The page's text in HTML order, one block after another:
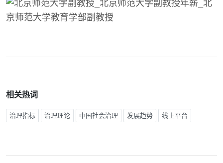
相关热词
治理指标 治理理论 中国社会治理 发展趋势 线上平台